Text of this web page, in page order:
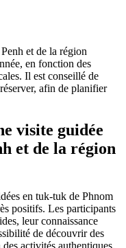
et de la région
en fonction des
Il est conseillé de
afin de planifier
visite guidée
et de la région
en tuk-tuk de Phnom
positifs. Les participants
leur connaissance
de découvrir des